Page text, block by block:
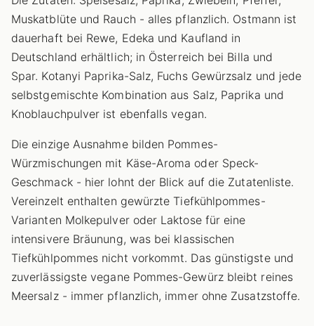
Muskatblüte und Rauch - alles pflanzlich. Ostmann ist
dauerhaft bei Rewe, Edeka und Kaufland in
Deutschland erhältlich; in Österreich bei Billa und
Spar. Kotanyi Paprika-Salz, Fuchs Gewürzsalz und jede
selbstgemischte Kombination aus Salz, Paprika und
Knoblauchpulver ist ebenfalls vegan.
Die einzige Ausnahme bilden Pommes-
Würzmischungen mit Käse-Aroma oder Speck-
Geschmack - hier lohnt der Blick auf die Zutatenliste.
Vereinzelt enthalten gewürzte Tiefkühlpommes-
Varianten Molkepulver oder Laktose für eine
intensivere Bräunung, was bei klassischen
Tiefkühlpommes nicht vorkommt. Das günstigste und
zuverlässigste vegane Pommes-Gewürz bleibt reines
Meersalz - immer pflanzlich, immer ohne Zusatzstoffe.